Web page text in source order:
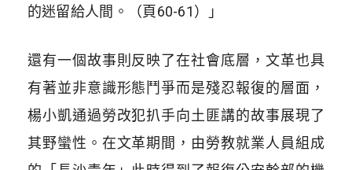
的迷留給人間。（頁60-61）」
還有一個故事則反映了在社會底層，文革也具
有著並非意識形態鬥爭而是殘忍報復的層面，
楊小凱通過勞改犯扒手向土匪講的故事展現了
其野蠻性。在文革期間，由勞教就業人員組成